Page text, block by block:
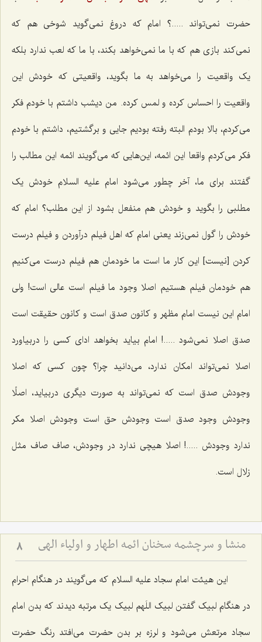
حضرت نمی‌تواند .....؟ امام که دروغ نمی‌گوید شوخی هم که
نمی‌کند بازی هم که با ما نمی‌خواهد بکند، با ما که لعب ندارد بلکه
یک واقعیت را می‌خواهد به ما بگوید، واقعیتی که خودش این
واقعیت را احساس کرده و لمس کرده. من دیشب داشتم با خودم فکر
می‌کردم، بالا بودم البته رفته بودیم جایی و برگشتیم، داشتم با خودم
فکر می‌کردم واقعا این ائمه، این‌هایی که می‌گویند ائمه این مطالب را
گفتند برای ما، آخر چطور می‌شود امام علیه السلام خودش یک
مطلبی را بگوید و خودش هم منفعل بشود از این مطلب؟ امام که
خودش را گول نمی‌زند یعنی امام که اهل فیلم درآوردن و فیلم درست
کردن [نیست‌] این کار ما است ما خودمان هم فیلم درست می‌کنیم
هم خودمان فیلم هستیم اصلا وجود ما فیلم است عالی است! ولی
امام این نیست امام مظهر و کانون صدق است و کانون حقیقت است
صدق اصلا نمی‌شود .....! امام بیاید بخواهد ادای کسی را دربیاورد
اصلا نمی‌تواند امکان ندارد، می‌دانید چرا؟ چون کسی که اصلا
وجودش صدق است که نمی‌تواند به صورت دیگری دربیاید، اصلًا
وجودش وجود صدق است وجودش حق است وجودش اصلا مکر
ندارد وجودش .....! اصلا هیچی ندارد در وجودش، صاف صاف مثل
زلال است.
منشا و سرچشمه سخنان ائمه اطهار و اولیاء الهی 8
این هیئت امام سجاد علیه السلام که می‌گویند در هنگام احرام
در هنگام لبیک گفتن لبیک اللَهم لبیک یک مرتبه دیدند که بدن امام
سجاد مرتعش می‌شود و لرزه بر بدن حضرت می‌افتد رنگ حضرت